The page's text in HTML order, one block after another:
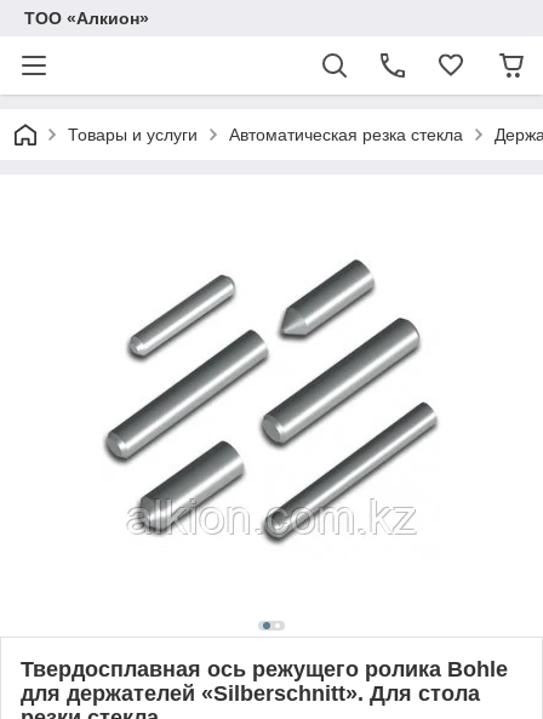
ТОО «Алкион»
Товары и услуги Автоматическая резка стекла
Твердосплавная ось режущего ролика Bohle
для держателей «Silberschnitt». Для стола